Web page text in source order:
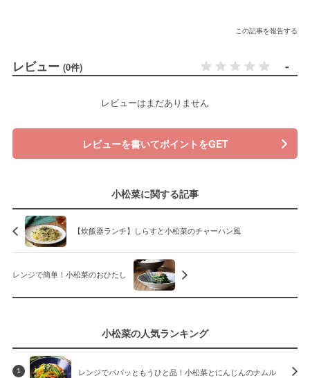
この記事を報告する
レビュー (0件) -
レビューはまだありません
レビューを書いてポイントをGET
小松菜に関する記事
【炊飯器ランチ】しらすと小松菜のチャーハン風
レンジで簡単！小松菜のおひたし
小松菜の人気ランキング
1 レンジでパパッともうひと品！小松菜とにんじんのナムル